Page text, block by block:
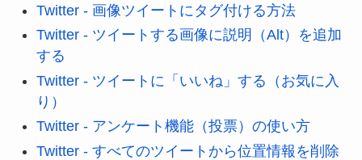
Twitter - 画像ツイートにタグ付ける方法
Twitter - ツイートする画像に説明（Alt）を追加
する
Twitter - ツイートに「いいね」する（お気に入
り）
Twitter - アンケート機能（投票）の使い方
Twitter - すべてのツイートから位置情報を削除